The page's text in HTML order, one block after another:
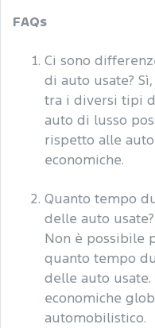
FAQs
Ci sono
di auto usate?
tra i diversi tipi
auto di lusso
rispetto alle
economiche.
Quanto tempo
delle auto usate?
Non è possibile
quanto tempo
delle auto
economiche
automobilistico.